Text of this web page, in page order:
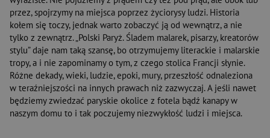
przez, spojrzymy na miejsca poprzez życiorysy ludzi. Historia
kołem się toczy, jednak warto zobaczyć ją od wewnątrz, a nie
tylko z zewnątrz. „Polski Paryż. Śladem malarek, pisarzy, kreatorów
stylu” daje nam taką szansę, bo otrzymujemy literackie i malarskie
tropy, a i nie zapominamy o tym, z czego stolica Francji słynie.
Różne dekady, wieki, ludzie, epoki, mury, przeszłość odnaleziona
w teraźniejszości na innych prawach niż zazwyczaj. A jeśli nawet
będziemy zwiedzać paryskie okolice z fotela bądź kanapy w
naszym domu to i tak poczujemy niezwykłość ludzi i miejsca.